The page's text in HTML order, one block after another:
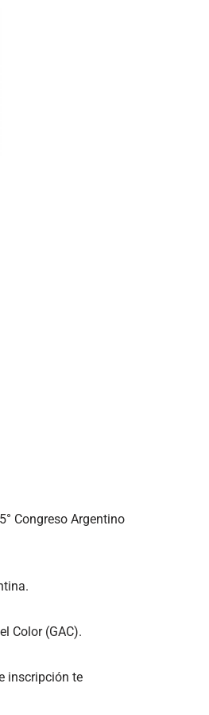
Congreso Argentino
Color (GAC).
inscripción te